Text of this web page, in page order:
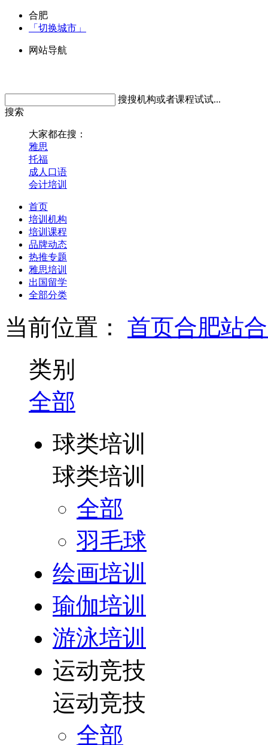
合肥
「切换城市」
网站导航
搜搜机构或者课程试试...
搜索
大家都在搜：
雅思
托福
成人口语
会计培训
首页
培训机构
培训课程
品牌动态
热推专题
雅思培训
出国留学
全部分类
当前位置： 首页合肥站
类别
全部
球类培训
球类培训
全部
羽毛球
绘画培训
瑜伽培训
游泳培训
运动竞技
运动竞技
全部